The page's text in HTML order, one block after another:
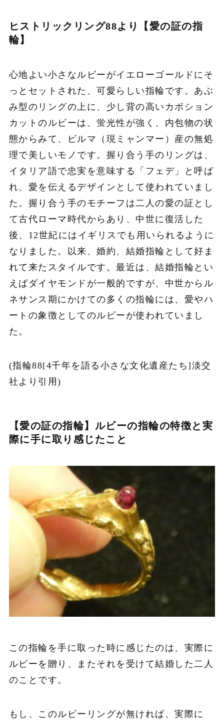
ヒストリックリング88より【愛の証の指
輪】
心地よい小さなルビーがイエローゴールドにそ
っとセットされた、可愛らしい指輪です。あぶ
み型のリングの上に、少し背の高いカボション
カットのルビーは、蛍光性が強く、内包物の状
態からみて、ビルマ（現ミャンマー）産の無処
理で美しいモノです。握り合う手のリングは、
イタリア語で忠実を意味する「フェデ」と呼ば
れ、愛を伝えるデザインとして使われていまし
た。握り合う手のモチーフは二人の愛の証とし
て古代ローマ時代からあり、中世に復活した
後、12世紀にはイギリスでも用いられるように
なりました。以来、婚約、結婚指輪として好ま
れて来たスタイルです。最近は、結婚指輪とい
えばダイヤモンドが一般的ですが、中世からル
ネサンス期にかけての多くの指輪には、愛やハ
ートの象徴としてのルビーが使われていまし
た。
(指輪88[4千年を語る小さな文化遺産たち]淡交
社より引用)
【愛の証の指輪】ルビーの指輪の特徴と実
際に手に取り感じたこと
この指輪を手に取った時に感じたのは、実際に
ルビーを贈り、またそれを受けて結婚した二人
のことです。
もし、このルビーリングが無ければ、実際に